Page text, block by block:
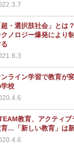
超・選択肢社会」とは？
クノロジー爆発により
ライン学習で教育が
校
教育、アクティ
…「新しい教育」は